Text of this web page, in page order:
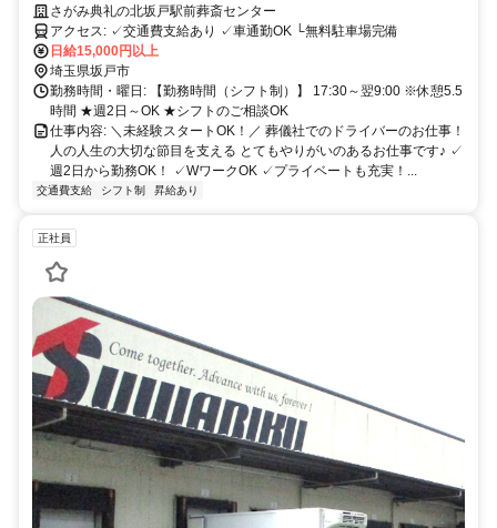
養内相談OK／普通免許OK
さがみ典礼の北坂戸駅前葬斎センター
アクセス: ✓交通費支給あり ✓車通勤OK └無料駐車場完備
日給15,000円以上
埼玉県坂戸市
勤務時間・曜日: 【勤務時間（シフト制）】 17:30～翌9:00 ※休憩5.5
時間 ★週2日～OK ★シフトのご相談OK
仕事内容: ＼未経験スタートOK！／ 葬儀社でのドライバーのお仕事！
人の人生の大切な節目を支える とてもやりがいのあるお仕事です♪ ✓
週2日から勤務OK！ ✓WワークOK ✓プライベートも充実！...
交通費支給 シフト制 昇給あり
正社員